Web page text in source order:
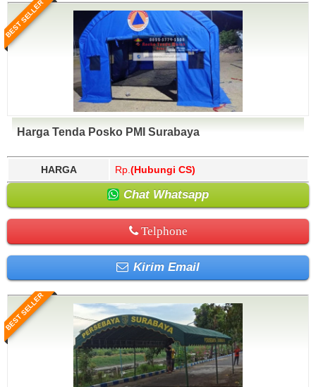
BEST SELLER
Harga Tenda Posko PMI Surabaya
HARGA Rp. (Hubungi CS)
Chat Whatsapp
Telphone
Kirim Email
BEST SELLER